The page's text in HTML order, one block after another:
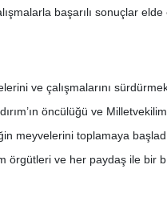
başarılı sonuçlar elde
ve çalışmalarını
öncülüğü ve
meyvelerini toplamaya
örgütleri ve her paydaş ile bir